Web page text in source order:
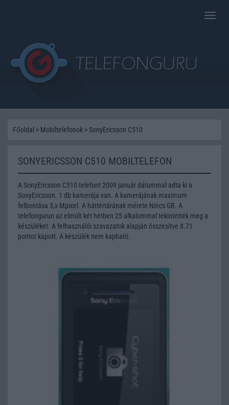
Toggle
Főoldal > Mobiltelefonok > SonyEricsson C510
SONYERICSSON C510 MOBILTELEFON
A SonyEricsson C510 telefont 2009 január dátummal adta ki a
SonyEricsson. 1 db kamerája van. A kamerájának maximum
felbontása 3,x Mpixel. A háttértárának mérete Nincs GB. A
telefongurun az elmúlt két hétben 25 alkalommal tekintették meg a
készüléket. A felhasználói szavazatok alapján összesítve 8.71
pontot kapott. A készülék nem kapható.